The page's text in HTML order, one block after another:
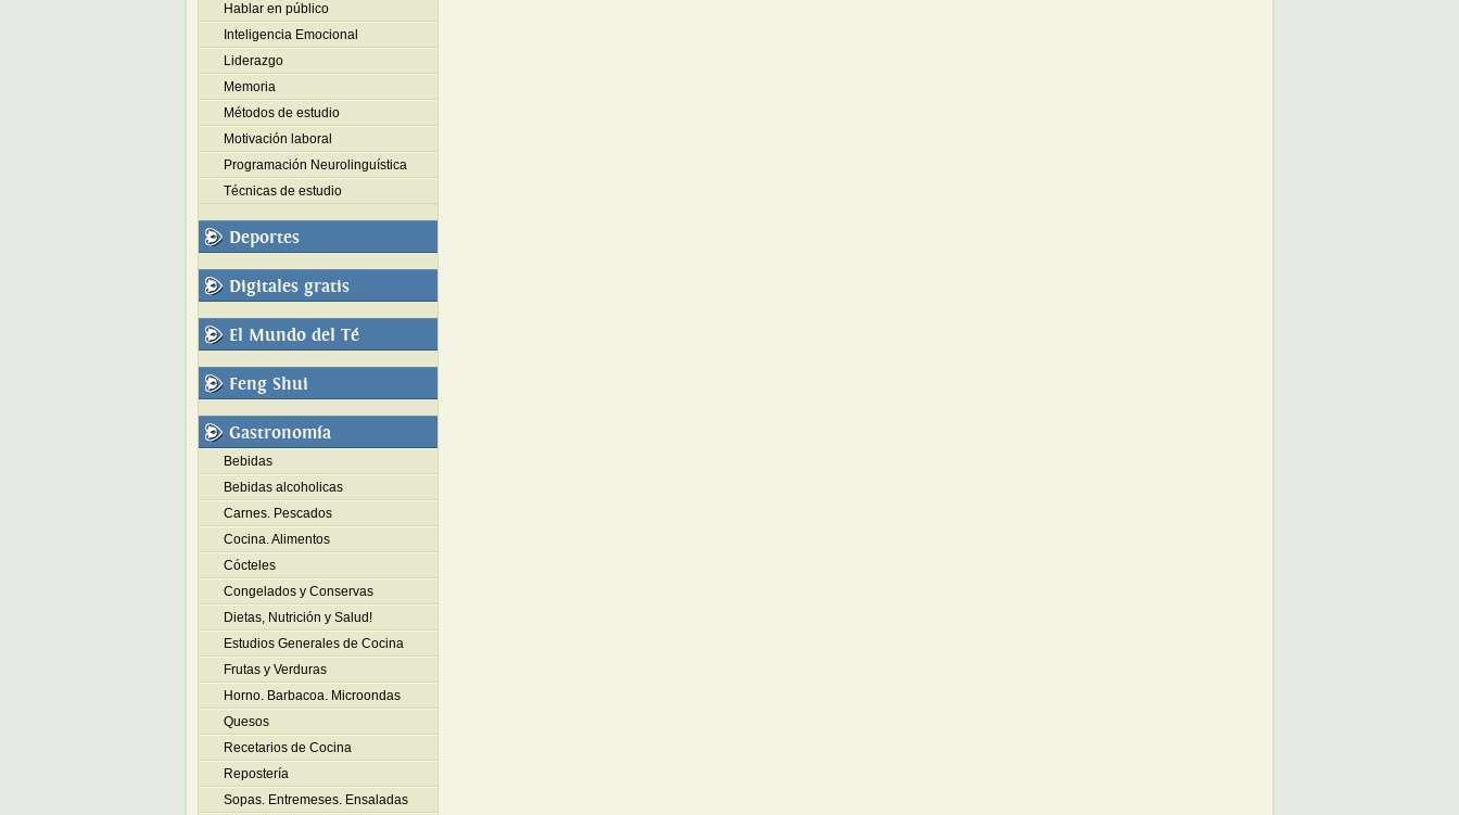
Hablar en público
Inteligencia Emocional
Liderazgo
Memoria
Métodos de estudio
Motivación laboral
Programación Neurolinguística
Técnicas de estudio
Deportes
Digitales gratis
El Mundo del Té
Feng Shui
Gastronomía
Bebidas
Bebidas alcoholicas
Carnes. Pescados
Cocina. Alimentos
Cócteles
Congelados y Conservas
Dietas, Nutrición y Salud!
Estudios Generales de Cocina
Frutas y Verduras
Horno. Barbacoa. Microondas
Quesos
Recetarios de Cocina
Repostería
Sopas. Entremeses. Ensaladas